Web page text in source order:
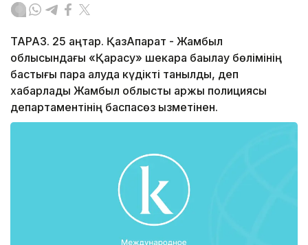
ТАРАЗ. 25 қаңтар. ҚазАқпарат - Жамбыл
облысындағы «Қарасу» шекара бақылау бөлімінің
бастығы пара алуда күдікті танылды, деп
хабарлады Жамбыл облыстық қаржы полициясы
департаментінің баспасөз қызметінен.